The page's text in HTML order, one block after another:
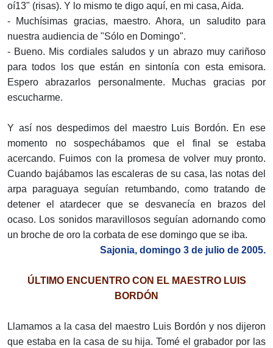
oí13" (risas). Y lo mismo te digo aquí, en mi casa, Aida.
- Muchísimas gracias, maestro. Ahora, un saludito para
nuestra audiencia de "Sólo en Domingo".
- Bueno. Mis cordiales saludos y un abrazo muy cariñoso
para todos los que están en sintonía con esta emisora.
Espero abrazarlos personalmente. Muchas gracias por
escucharme.
Y así nos despedimos del maestro Luis Bordón. En ese
momento no sospechábamos que el final se estaba
acercando. Fuimos con la promesa de volver muy pronto.
Cuando bajábamos las escaleras de su casa, las notas del
arpa paraguaya seguían retumbando, como tratando de
detener el atardecer que se desvanecía en brazos del
ocaso. Los sonidos maravillosos seguían adornando como
un broche de oro la corbata de ese domingo que se iba.
Sajonia, domingo 3 de julio de 2005.
ÚLTIMO ENCUENTRO CON EL MAESTRO LUIS
BORDÓN
Llamamos a la casa del maestro Luis Bordón y nos dijeron
que estaba en la casa de su hija. Tomé el grabador por las